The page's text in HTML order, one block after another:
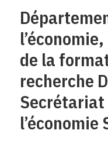
l’économie,
de la
recherche
Secrétariat
l’économie